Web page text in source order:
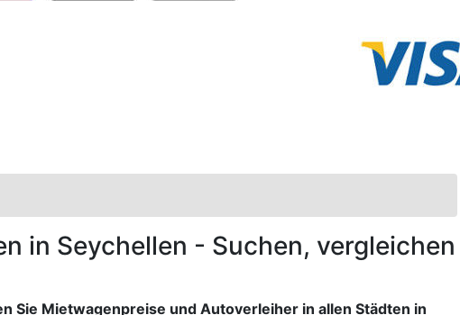
in Seychellen - Suchen, vergleichen
Sie Mietwagenpreise und Autoverleiher in allen Städten in